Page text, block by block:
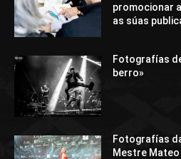
promocionar
as súas
Fotografías
berro»
Fotografías
Mestre Mateo